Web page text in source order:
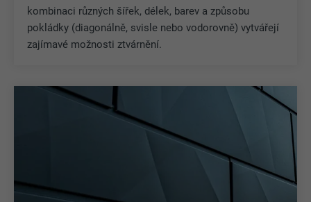
kombinaci různých šířek, délek, barev a způsobu
pokládky (diagonálně, svisle nebo vodorovně) vytvářejí
zajímavé možnosti ztvárnění.